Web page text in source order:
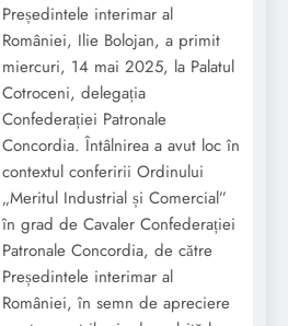
Președintele interimar al
României, Ilie Bolojan, a primit
miercuri, 14 mai 2025, la Palatul
Cotroceni, delegația
Confederației Patronale
Concordia. Întâlnirea a avut loc în
contextul conferirii Ordinului
„Meritul Industrial și Comercial”
în grad de Cavaler Confederației
Patronale Concordia, de către
Președintele interimar al
României, în semn de apreciere